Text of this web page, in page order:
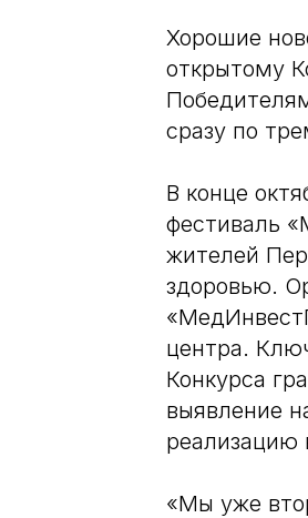
Хорошие
открытому
сразу по
В конце
фестиваль
жителей
здоровью.
центра.
Конкурса
выявление
реализацию
«Мы уже